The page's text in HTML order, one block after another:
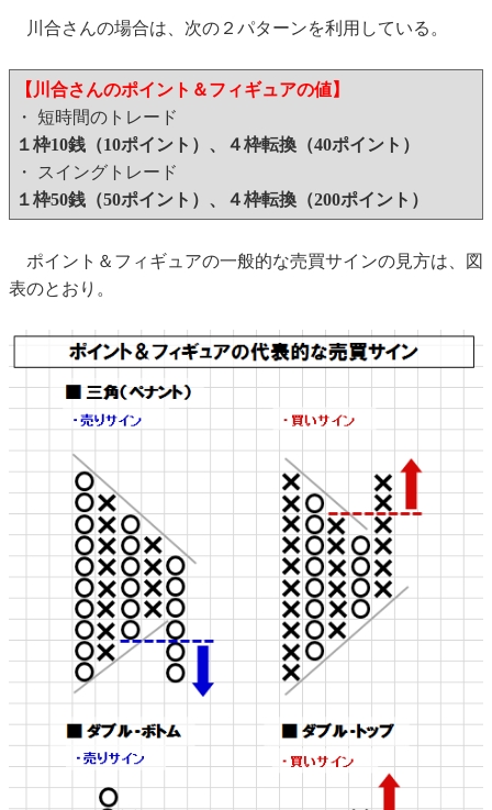
川合さんの場合は、次の２パターンを利用している。
【川合さんのポイント＆フィギュアの値】
・ 短時間のトレード
１枠10銭（10ポイント）、４枠転換（40ポイント）
・ スイングトレード
１枠50銭（50ポイント）、４枠転換（200ポイント）
ポイント＆フィギュアの一般的な売買サインの見方は、図
表のとおり。